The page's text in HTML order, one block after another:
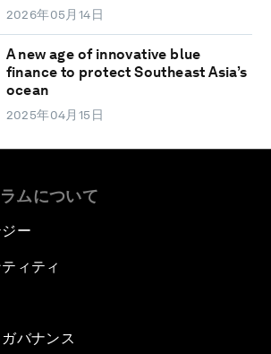
2026年05月14日
A new age of innovative blue
finance to protect Southeast Asia’s
ocean
2025年04月15日
ムについて
ー
ィティ
バナンス